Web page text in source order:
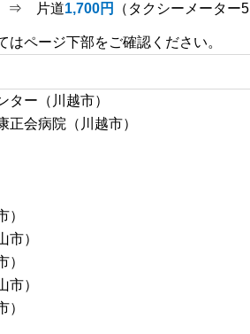
⇒ 片道1,700円 （タクシーメーター
ページ下部をご確認ください。
ター（川越市）
正会病院（川越市）
）
市）
）
市）
）